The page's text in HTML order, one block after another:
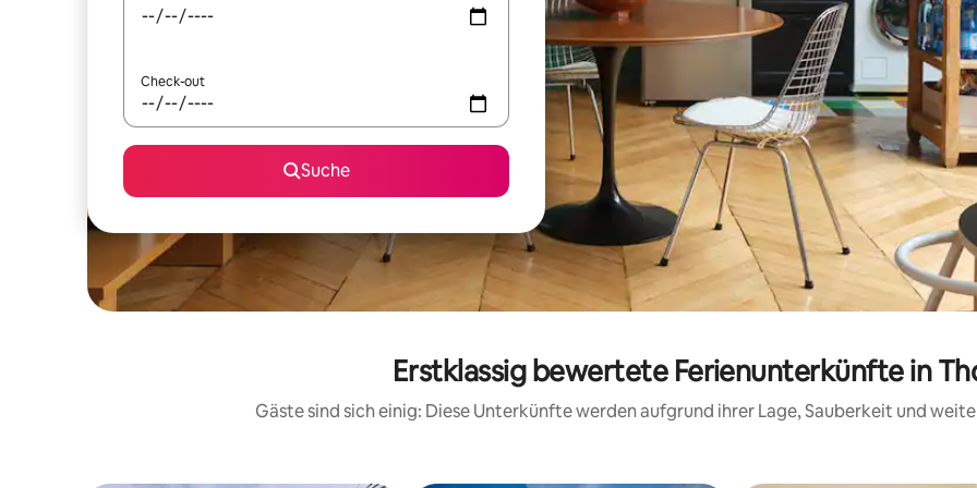
Check-out
Suche
Erstklassig bewertete Ferienunterkünfte in
Gäste sind sich einig: Diese Unterkünfte werden aufgrund ihrer Lage, Sauberkeit und